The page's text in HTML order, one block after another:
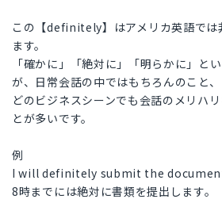
この【definitely】はアメリカ英語では
ます。
「確かに」「絶対に」「明らかに」と
が、日常会話の中ではもちろんのこと
どのビジネスシーンでも会話のメリハ
とが多いです。
例
I will definitely submit the
8時までには絶対に書類を提出します。